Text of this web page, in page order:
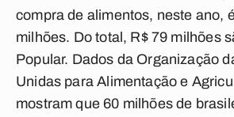
compra de alimentos, neste ano,
milhões. Do total, R$ 79 milhões
Popular. Dados da Organização
Unidas para Alimentação e
mostram que 60 milhões de